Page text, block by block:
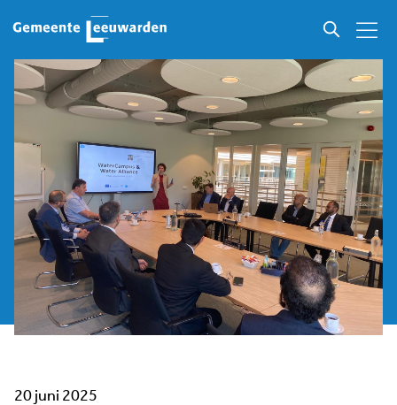
20 juni 2025